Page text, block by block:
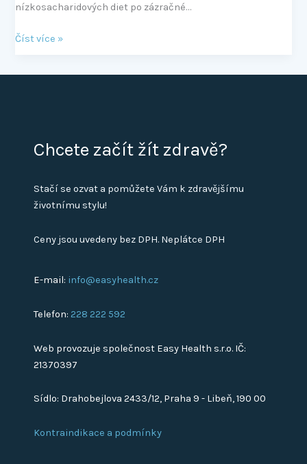
nízkosacharidových diet po zázračné…
Číst více »
Chcete začít žít zdravě?
Stačí se ozvat a pomůžete Vám k zdravějšímu
životnímu stylu!
Ceny jsou uvedeny bez DPH. Neplátce DPH
E-mail: info@easyhealth.cz
Telefon:228 222 592
Web provozuje společnost Easy Health s.r.o. IČ:
21370397
Sídlo: Drahobejlova 2433/12, Praha 9 - Libeň, 190 00
Kontraindikace a podmínky